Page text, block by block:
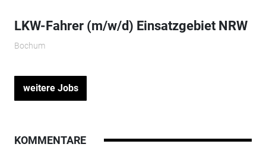
LKW-Fahrer (m/w/d) Einsatzgebiet NRW
Bochum
weitere Jobs
KOMMENTARE